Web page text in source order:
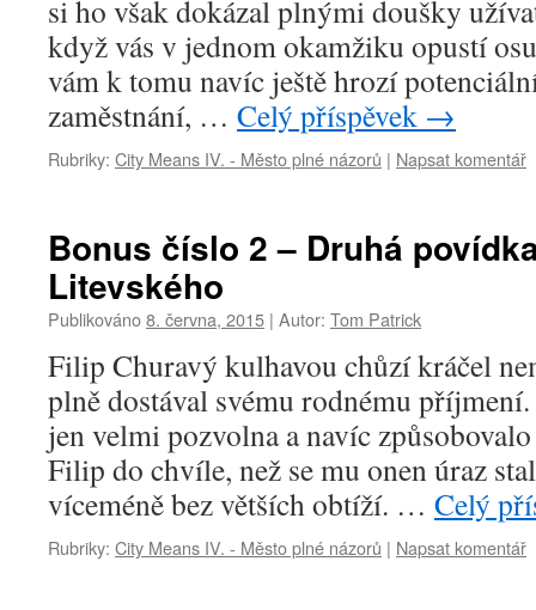
si ho však dokázal plnými doušky
když vás v jednom okamžiku opustí
vám k tomu navíc ještě hrozí
zaměstnání, … Celý příspěvek →
Rubriky: City Means IV. - Město plné názorů | Napsat komentář
Bonus číslo 2 – Druhá
Litevského
Publikováno8. června, 2015 | Autor: Tom Patrick
Filip Churavý kulhavou chůzí kráčel
plně dostával svému rodnému
jen velmi pozvolna a navíc
Filip do chvíle, než se mu onen úraz
víceméně bez větších obtíží. … Celý
Rubriky: City Means IV. - Město plné názorů | Napsat komentář